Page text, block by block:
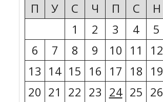
П
У С Ч П С
Н
1
2 3 4
5
6
7 8 9 10 11
12
13 14 15 16 17 18 19
20 21 22 23 24 25 26